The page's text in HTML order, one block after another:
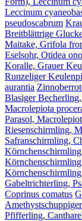
Leccinum
pseudoscabrum
Breitblättrige
Maitake, Grifola
Eselsohr, Otidea
Koralle, Grauer
Runzeliger
aurantia
Blasiger
Macrolepiota
Parasol,
Riesenschirmling,
Safranschirmling,
Gabeltrichterling,
Coprinus comatus
Pfifferling,